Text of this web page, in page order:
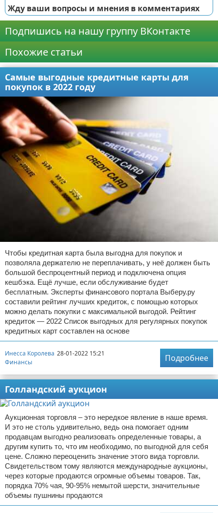
Жду ваши вопросы и мнения в комментариях
Подпишись на нашу группу ВКонтакте
Похожие статьи
Самые выгодные кредитные карты для
покупок в 2022 году
Чтобы кредитная карта была выгодна для покупок и
позволяла держателю не переплачивать, у неё должен быть
большой беспроцентный период и подключена опция
кешбэка. Ещё лучше, если обслуживание будет
бесплатным. Эксперты финансового портала Выберу.ру
составили рейтинг лучших кредиток, с помощью которых
можно делать покупки с максимальной выгодой. Рейтинг
кредиток — 2022 Список выгодных для регулярных покупок
кредитных карт составлен на основе
Инесса Королева 28-01-2022 15:21
Финансы
Подробнее
Голландский аукцион
Аукционная торговля – это нередкое явление в наше время.
И это не столь удивительно, ведь она помогает одним
продавцам выгодно реализовать определенные товары, а
другим купить то, что им необходимо, по выгодной для себя
цене. Сложно переоценить значение этого вида торговли.
Свидетельством тому являются международные аукционы,
через которые продаются огромные объемы товаров. Так,
порядка 70% чая, 90-95% немытой шерсти, значительные
объемы пушнины продаются